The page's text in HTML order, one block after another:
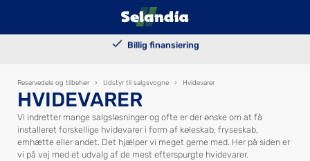
Reservedele og tilbehør › Udstyr til salgsvogne › Hvidevarer
HVIDEVARER
Vi indretter mange salgsløsninger og ofte er der ønske om at få
installeret forskellige hvidevarer i form af køleskab, fryseskab,
emhætte eller andet. Det hjælper vi meget gerne med. Her på siden er
vi på vej med et udvalg af de mest efterspurgte hvidevarer.
100.000+ solgte trailers
Billig finansiering
Kundetilpassede løsninger
Levering i hele landet